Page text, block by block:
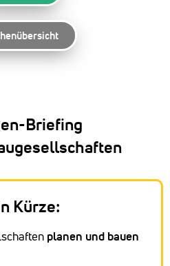
Briefing
Kürze:
planen und bauen